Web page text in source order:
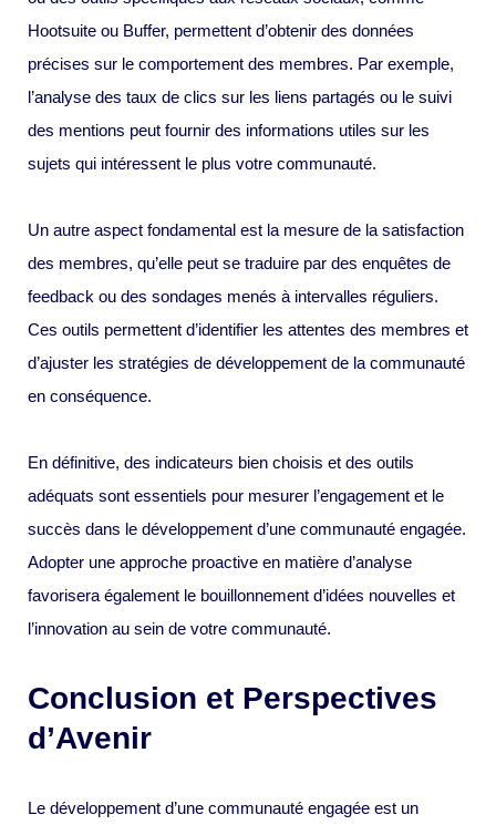
Hootsuite ou Buffer, permettent d’obtenir des données
précises sur le comportement des membres. Par exemple,
l’analyse des taux de clics sur les liens partagés ou le suivi
des mentions peut fournir des informations utiles sur les
sujets qui intéressent le plus votre communauté.
Un autre aspect fondamental est la mesure de la satisfaction
des membres, qu’elle peut se traduire par des enquêtes de
feedback ou des sondages menés à intervalles réguliers.
Ces outils permettent d’identifier les attentes des membres et
d’ajuster les stratégies de développement de la communauté
en conséquence.
En définitive, des indicateurs bien choisis et des outils
adéquats sont essentiels pour mesurer l’engagement et le
succès dans le développement d’une communauté engagée.
Adopter une approche proactive en matière d’analyse
favorisera également le bouillonnement d’idées nouvelles et
l’innovation au sein de votre communauté.
Conclusion et Perspectives
d’Avenir
Le développement d’une communauté engagée est un